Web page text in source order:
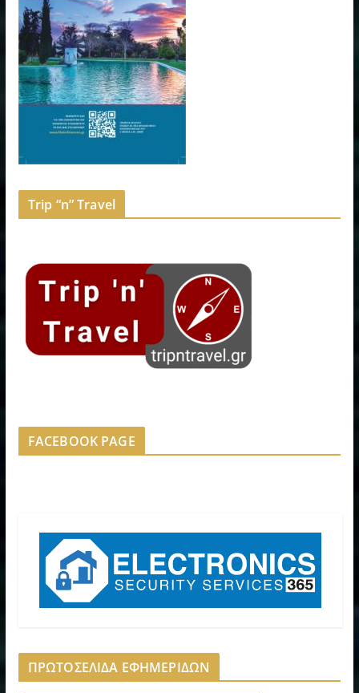
Trip “n” Travel
FACEBOOK PAGE
ΠΡΩΤΟΣΕΛΙΔΑ ΕΦΗΜΕΡΙΔΩΝ